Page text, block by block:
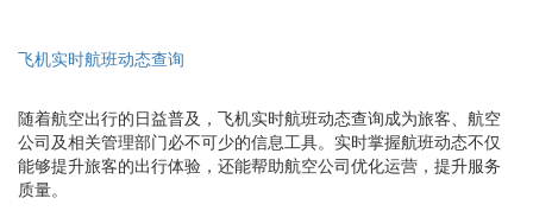
飞机实时航班动态查询
随着航空出行的日益普及，飞机实时航班动态查询成为旅客、航空
公司及相关管理部门必不可少的信息工具。实时掌握航班动态不仅
能够提升旅客的出行体验，还能帮助航空公司优化运营，提升服务
质量。